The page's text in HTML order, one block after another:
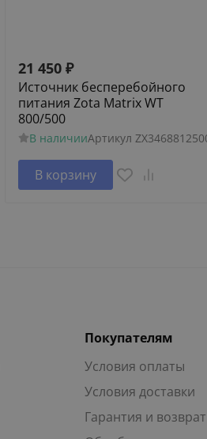
21 450 ₽
Источник бесперебойного
питания Zota Matrix WT
800/500
В наличииАртикул
В корзину
Покупателям
Условия оплаты
Условия доставки
Гарантия и возврат